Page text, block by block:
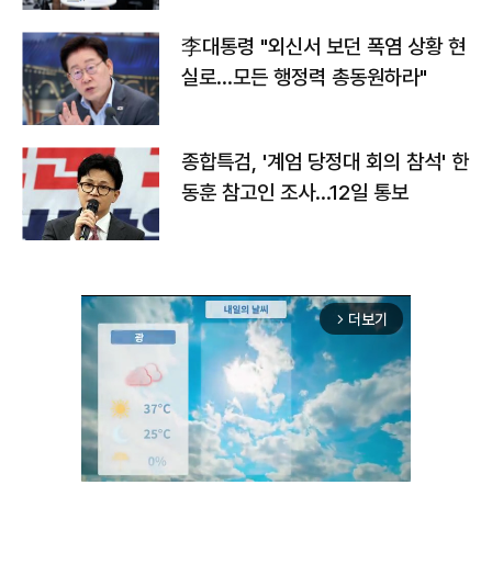
李대통령 "외신서 보던 폭염 상황 현
실로…모든 행정력 총동원하라"
종합특검, '계엄 당정대 회의 참석' 한
동훈 참고인 조사...12일 통보
arrow_forward_ios 더보기